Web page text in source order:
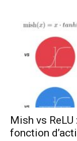
Mish vs
fonction